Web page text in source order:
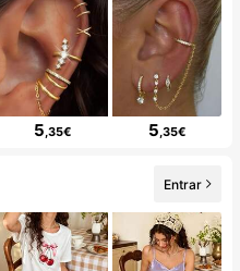
5,35€ 5,35€
Entrar